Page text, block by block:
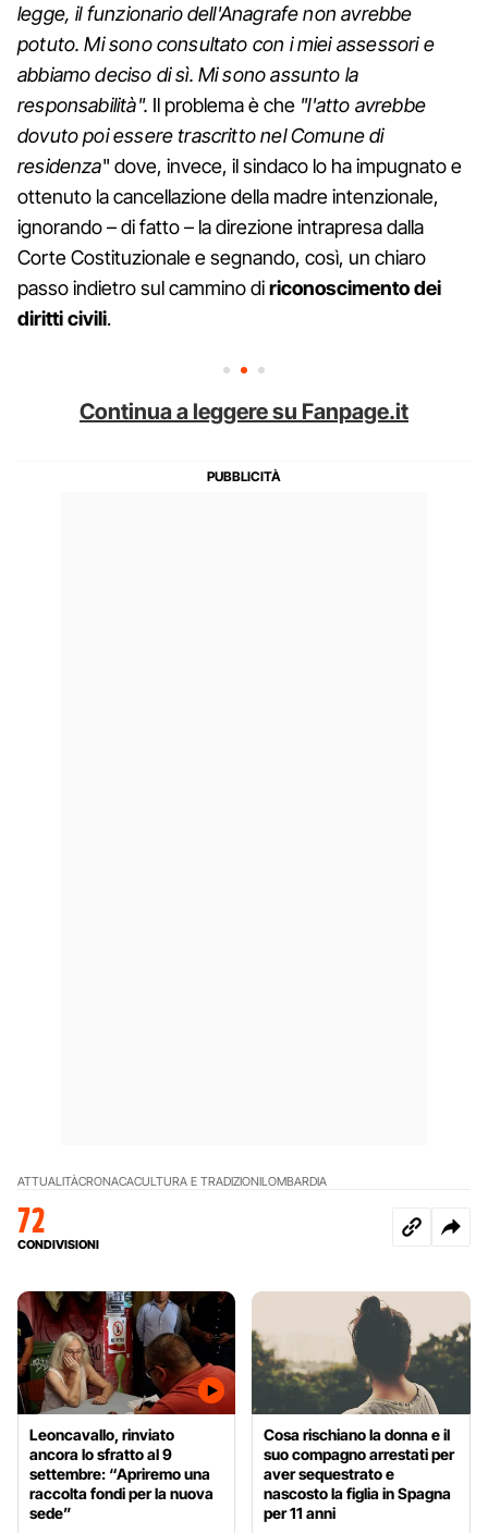
legge, il funzionario dell'Anagrafe non avrebbe
potuto. Mi sono consultato con i miei assessori e
abbiamo deciso di sì. Mi sono assunto la
responsabilità". Il problema è che "l'atto avrebbe
dovuto poi essere trascritto nel Comune di
residenza" dove, invece, il sindaco lo ha impugnato e
ottenuto la cancellazione della madre intenzionale,
ignorando – di fatto – la direzione intrapresa dalla
Corte Costituzionale e segnando, così, un chiaro
passo indietro sul cammino diriconoscimento dei
diritti civili.
Continua a leggere su Fanpage.it
ATTUALITÀCRONACACULTURA E TRADIZIONILOMBARDIA
72
CONDIVISIONI
Leoncavallo, rinviato
ancora lo sfratto al 9
settembre: “Apriremo una
raccolta fondi per la nuova
sede”
Cosa rischiano la donna e il
suo compagno arrestati per
aver sequestrato e
nascosto la figlia in Spagna
per 11 anni